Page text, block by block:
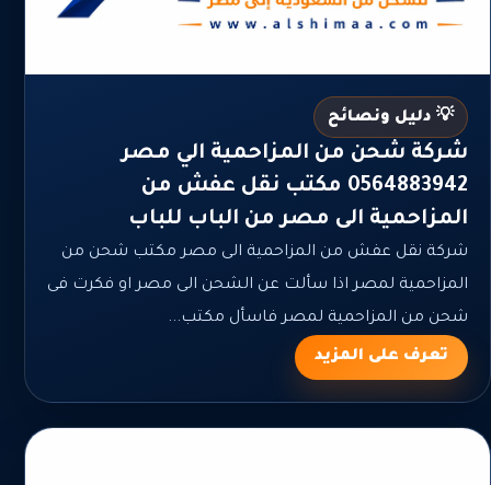
💡 دليل ونصائح
شركة شحن من المزاحمية الي مصر
0564883942 مكتب نقل عفش من
المزاحمية الى مصر من الباب للباب
شركة نقل عفش من المزاحمية الى مصر مكتب شحن من
المزاحمية لمصر اذا سألت عن الشحن الى مصر او فكرت فى
شحن من المزاحمية لمصر فاسأل مكتب...
تعرف على المزيد